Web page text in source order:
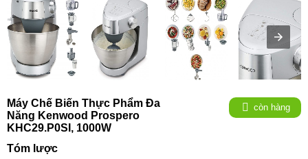
Máy Chế Biến Thực Phẩm Đa
Năng Kenwood Prospero
KHC29.P0SI, 1000W
còn hàng
Tóm lược